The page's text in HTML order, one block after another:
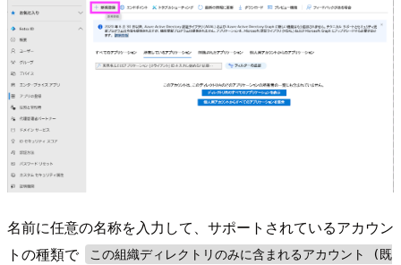
名前に任意の名称を入力して、サポートされているアカウン
トの種類で
この組織ディレクトリのみに含まれるアカウント (既